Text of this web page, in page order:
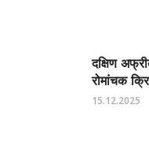
दक्षिण
रोमांचक
15.12.2025